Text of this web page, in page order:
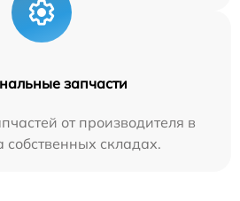
запчасти
от производителя в
собственных складах.